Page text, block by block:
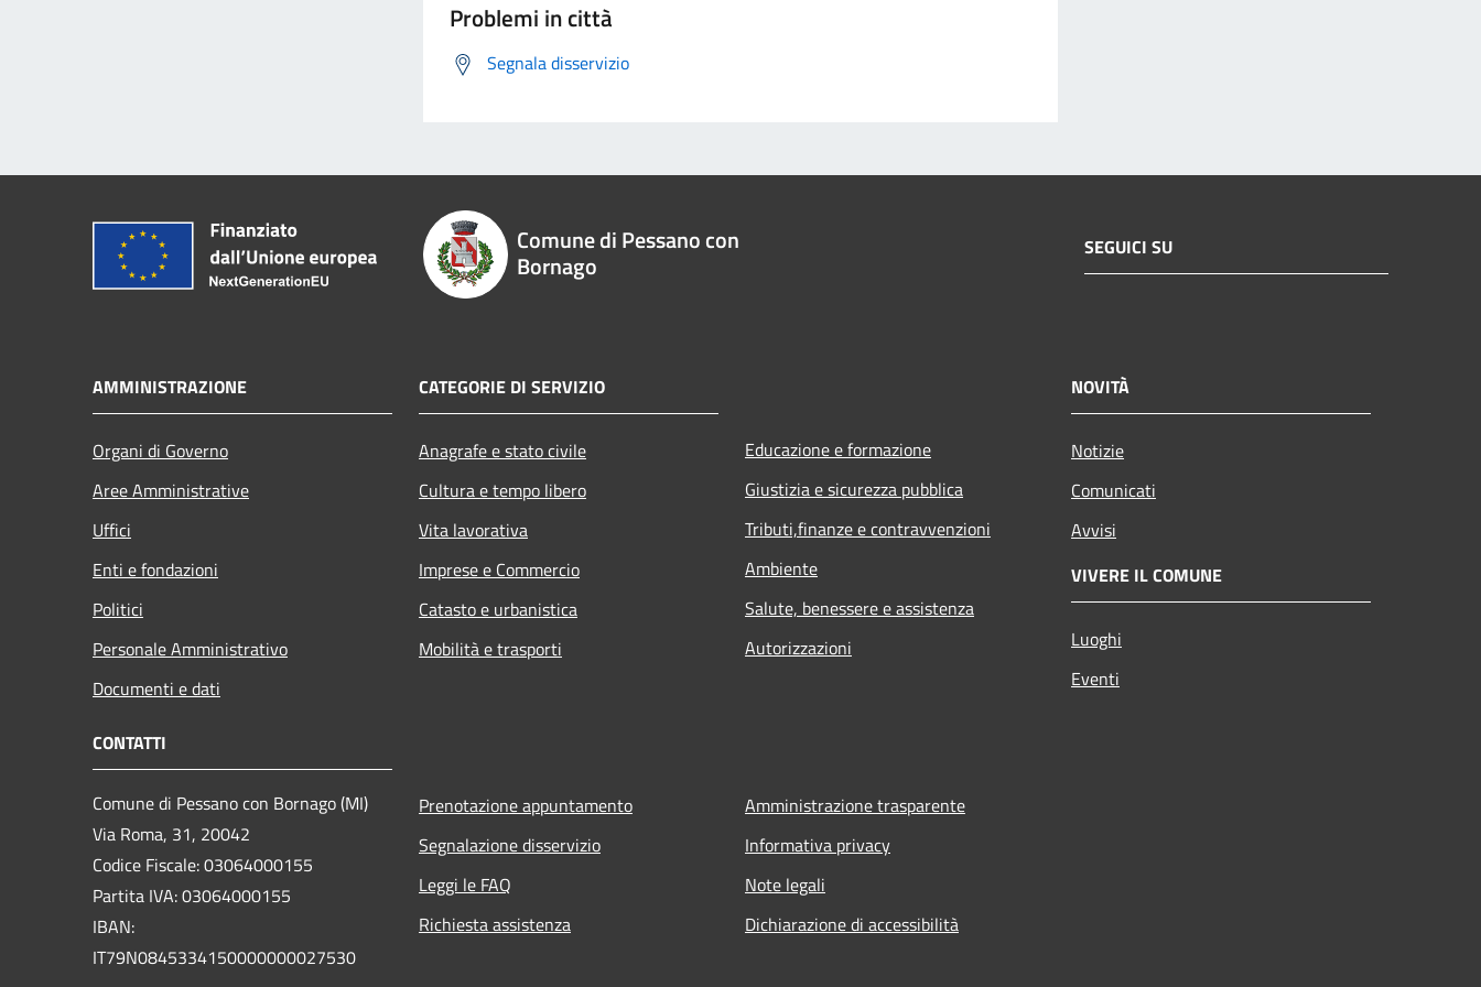
Problemi in città
Segnala disservizio
Comune di Pessano con
Bornago
SEGUICI SU
AMMINISTRAZIONE
Organi di Governo
Aree Amministrative
Uffici
Enti e fondazioni
Politici
Personale Amministrativo
Documenti e dati
CATEGORIE DI SERVIZIO
Anagrafe e stato civile
Cultura e tempo libero
Vita lavorativa
Imprese e Commercio
Catasto e urbanistica
Mobilità e trasporti
Educazione e formazione
Giustizia e sicurezza pubblica
Tributi,finanze e contravvenzioni
Ambiente
Salute, benessere e assistenza
Autorizzazioni
NOVITÀ
Notizie
Comunicati
Avvisi
VIVERE IL COMUNE
Luoghi
Eventi
CONTATTI
Comune di Pessano con Bornago (MI)
Via Roma, 31, 20042
Codice Fiscale: 03064000155
Partita IVA: 03064000155
IBAN:
IT79N0845334150000000027530
Prenotazione appuntamento
Segnalazione disservizio
Leggi le FAQ
Richiesta assistenza
Amministrazione trasparente
Informativa privacy
Note legali
Dichiarazione di accessibilità